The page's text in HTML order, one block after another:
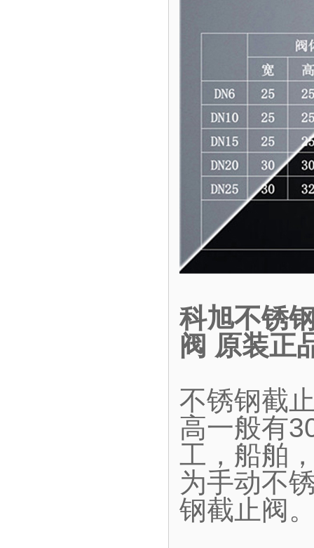
科旭不锈
阀 原装正
不锈钢截
高一般有
工，船舶
为手动不
钢截止阀